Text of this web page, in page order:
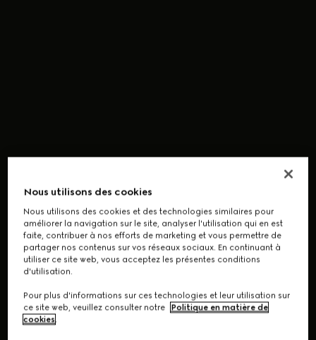
Nous utilisons des cookies
Nous utilisons des cookies et des technologies similaires pour
améliorer la navigation sur le site, analyser l'utilisation qui en est
faite, contribuer à nos efforts de marketing et vous permettre de
partager nos contenus sur vos réseaux sociaux. En continuant à
utiliser ce site web, vous acceptez les présentes conditions
d'utilisation.
Pour plus d'informations sur ces technologies et leur utilisation sur
ce site web, veuillez consulter notre
Politique en matière de
cookies.